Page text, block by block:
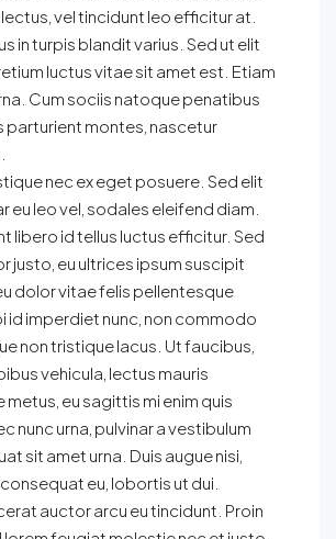
vel tincidunt leo efficitur at.
in turpis blandit varius. Sed ut elit
luctus vitae sit amet est. Etiam
Cum sociis natoque penatibus
parturient montes, nascetur
nec ex eget posuere. Sed elit
eu leo vel, sodales eleifend diam.
libero id tellus luctus efficitur. Sed
justo, eu ultrices ipsum suscipit
dolor vitae felis pellentesque
id imperdiet nunc, non commodo
non tristique lacus. Ut faucibus,
vehicula, lectus mauris
eu sagittis mi enim quis
nunc urna, pulvinar a vestibulum
sit amet urna. Duis augue nisi,
eu, lobortis ut dui.
auctor arcu eu tincidunt. Proin